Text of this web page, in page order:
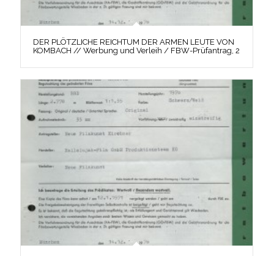
DER PLÖTZLICHE REICHTUM DER ARMEN LEUTE VON
KOMBACH // Werbung und Verleih / FBW-Prüfantrag, 2